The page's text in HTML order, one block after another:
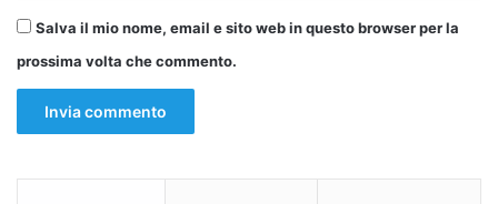
Salva il mio nome, email e sito web in questo browser per la
prossima volta che commento.